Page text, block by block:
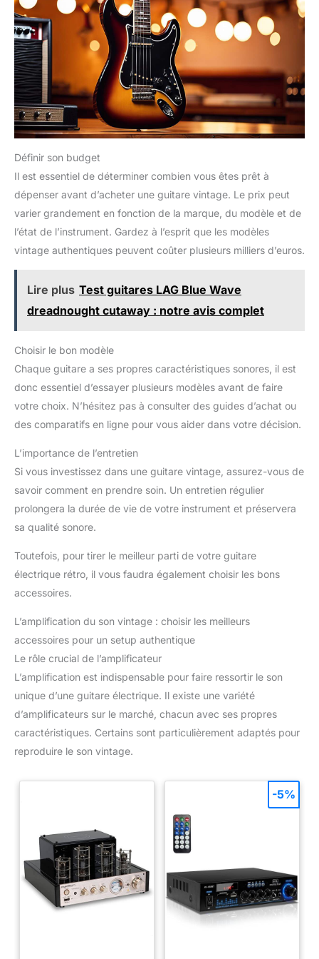
Définir son budget
Il est essentiel de déterminer combien vous êtes prêt à
dépenser avant d’acheter une guitare vintage. Le prix peut
varier grandement en fonction de la marque, du modèle et de
l’état de l’instrument. Gardez à l’esprit que les modèles
vintage authentiques peuvent coûter plusieurs milliers d’euros.
Lire plus Test guitares LAG Blue Wave
dreadnought cutaway : notre avis complet
Choisir le bon modèle
Chaque guitare a ses propres caractéristiques sonores, il est
donc essentiel d’essayer plusieurs modèles avant de faire
votre choix. N’hésitez pas à consulter des guides d’achat ou
des comparatifs en ligne pour vous aider dans votre décision.
L’importance de l’entretien
Si vous investissez dans une guitare vintage, assurez-vous de
savoir comment en prendre soin. Un entretien régulier
prolongera la durée de vie de votre instrument et préservera
sa qualité sonore.
Toutefois, pour tirer le meilleur parti de votre guitare
électrique rétro, il vous faudra également choisir les bons
accessoires.
L’amplification du son vintage : choisir les meilleurs
accessoires pour un setup authentique
Le rôle crucial de l’amplificateur
L’amplification est indispensable pour faire ressortir le son
unique d’une guitare électrique. Il existe une variété
d’amplificateurs sur le marché, chacun avec ses propres
caractéristiques. Certains sont particulièrement adaptés pour
reproduire le son vintage.
-5%